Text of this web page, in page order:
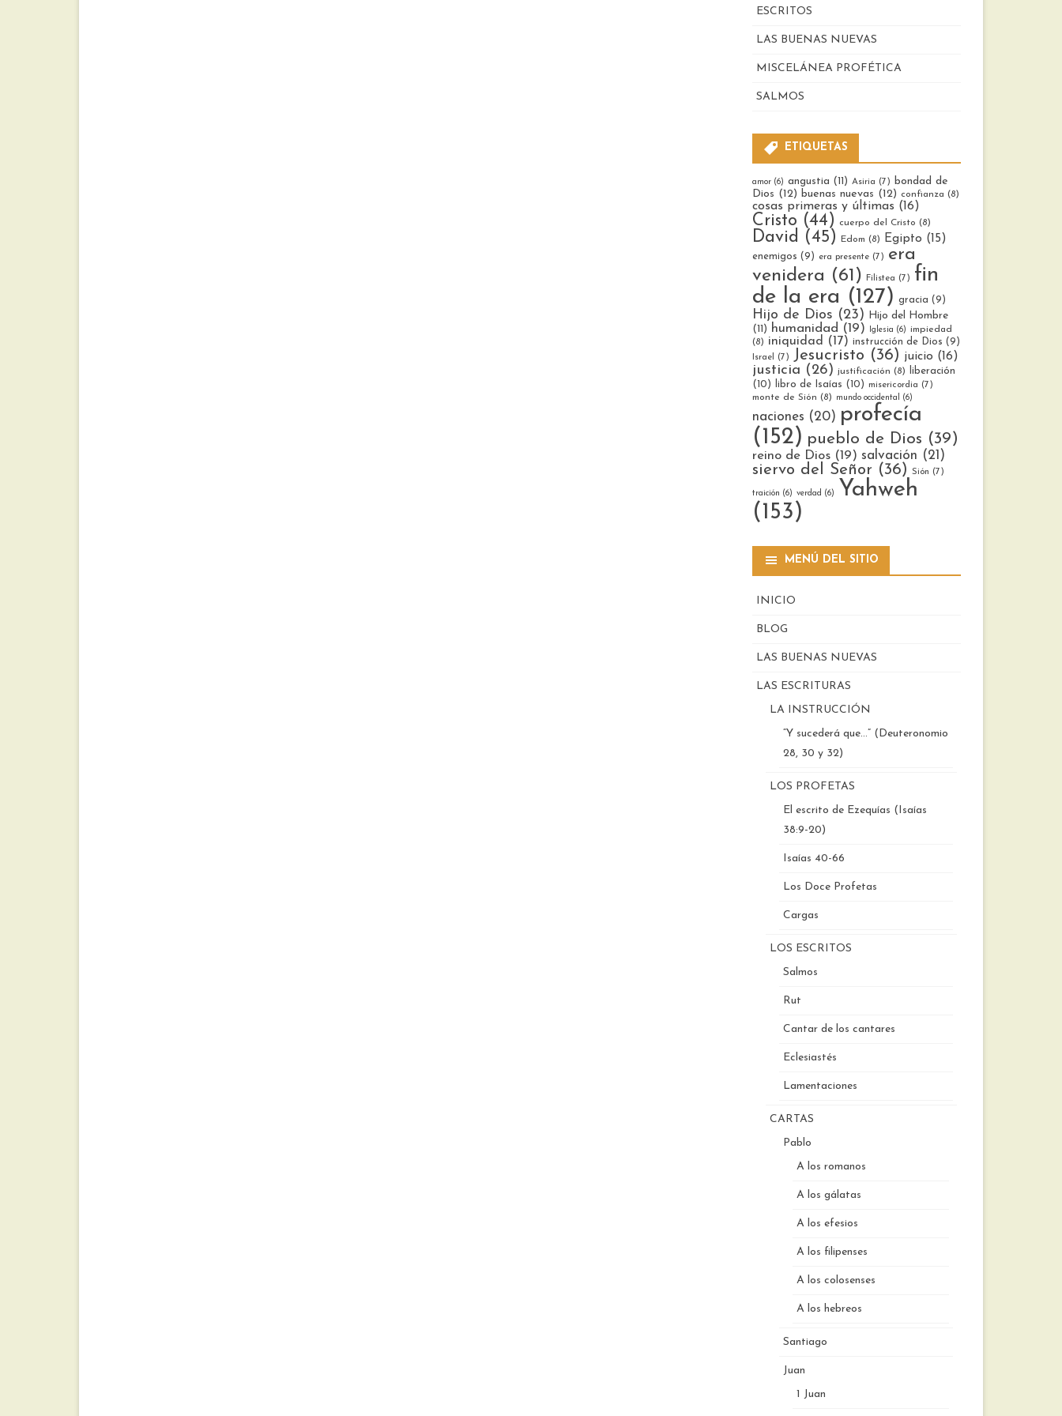
ESCRITOS
LAS BUENAS NUEVAS
MISCELÁNEA PROFÉTICA
SALMOS
ETIQUETAS
amor(6) angustia (11) Asiria (7) bondad de
Dios (12) buenas nuevas (12) confianza (8)
cosas primeras y últimas (16)
Cristo (44) cuerpo del Cristo (8)
David (45) Edom (8) Egipto (15)
enemigos (9) era presente(7) era
venidera (61) Filistea (7) fin
de la era (127) gracia (9)
Hijo de Dios (23)
Hijo del Hombre
(11)
humanidad (19) Iglesia (6) impiedad
(8) iniquidad (17) instrucción de Dios (9)
Israel (7) Jesucristo (36) juicio (16)
justicia (26) justificación (8)
liberación
(10)
libro de Isaías (10) misericordia (7)
monte de Sión (8) mundo occidental (6)
naciones (20) profecía
(152) pueblo de Dios (39)
reino de Dios(19) salvación (21)
siervo del Señor (36) Sión (7)
traición (6) verdad (6)
Yahweh
(153)
MENÚ DEL SITIO
INICIO
BLOG
LAS BUENAS NUEVAS
LAS ESCRITURAS
LA INSTRUCCIÓN
“Y sucederá que…” (Deuteronomio
28, 30 y 32)
LOS PROFETAS
El escrito de Ezequías (Isaías
38:9-20)
Isaías 40-66
Los Doce Profetas
Cargas
LOS ESCRITOS
Salmos
Rut
Cantar de los cantares
Eclesiastés
Lamentaciones
CARTAS
Pablo
A los romanos
A los gálatas
A los efesios
A los filipenses
A los colosenses
A los hebreos
Santiago
Juan
1 Juan